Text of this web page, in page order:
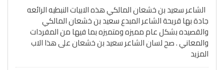
الشاعر سعيد بن خشعان المالكي هذه الابيات النبطيه الرائعه
جادة بها قريحة الشاعر المبدع سعيد بن خشعان المالكي
والقصيده بشكل عام مميزه ومتميزه بما فيها من المفردات
والمعاني . صح لسان الشاعر سعيد بن خشعان على هذا الاب
المزيد